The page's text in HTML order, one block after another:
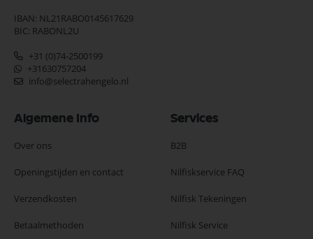
IBAN: NL21RABO0145617629
BIC: RABONL2U
+31 (0)74-2500199
+31630757204
info@selectrahengelo.nl
Algemene Info
Over ons
Openingstijden en contact
Verzendkosten
Betaalmethoden
Services
B2B
Nilfiskservice FAQ
Nilfisk Tekeningen
Nilfisk Service